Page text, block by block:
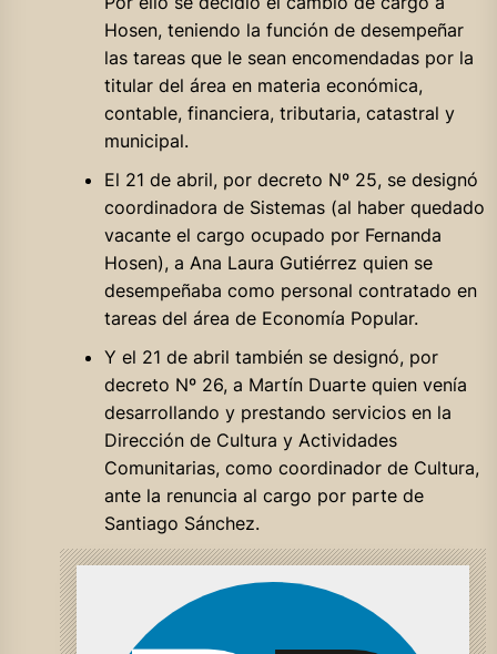
Hosen, teniendo la función de desempeñar
las tareas que le sean encomendadas por la
titular del área en materia económica,
contable, financiera, tributaria, catastral y
municipal.
El 21 de abril, por decreto Nº 25, se designó
coordinadora de Sistemas (al haber quedado
vacante el cargo ocupado por Fernanda
Hosen), a Ana Laura Gutiérrez quien se
desempeñaba como personal contratado en
tareas del área de Economía Popular.
Y el 21 de abril también se designó, por
decreto Nº 26, a Martín Duarte quien venía
desarrollando y prestando servicios en la
Dirección de Cultura y Actividades
Comunitarias, como coordinador de Cultura,
ante la renuncia al cargo por parte de
Santiago Sánchez.